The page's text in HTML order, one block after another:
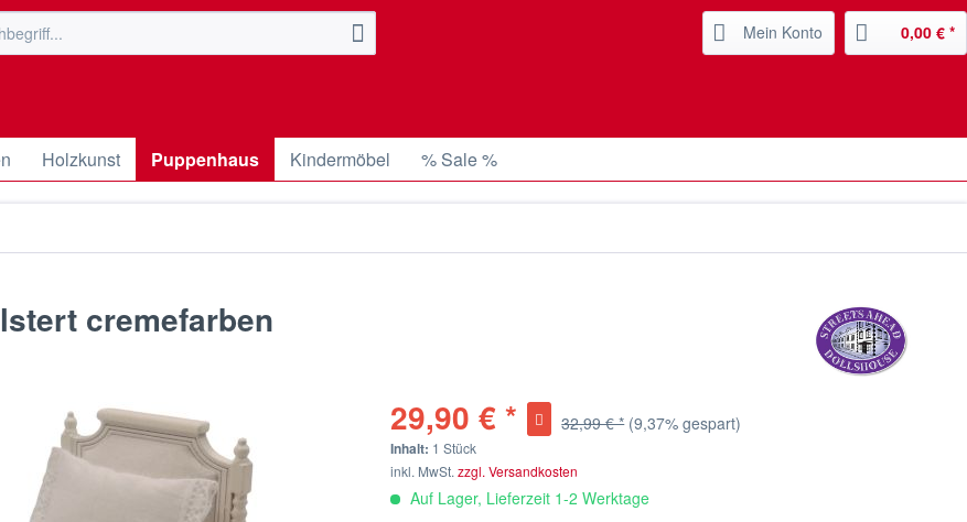
Mein Konto 0,00 € *
Holzkunst Puppenhaus Kindermöbel % Sale %
cremefarben
29,90 € * 32,99 € * (9,37% gespart)
Inhalt: 1 Stück
inkl. MwSt.zzgl. Versandkosten
Auf Lager, Lieferzeit 1-2 Werktage